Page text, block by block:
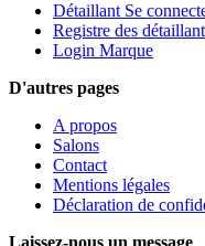
Détaillant Se
Registre des
Login Marque
D'autres pages
A propos
Salons
Contact
Mentions légales
Déclaration de